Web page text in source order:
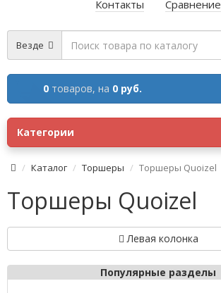
Контакты
Сравнение
Везде
0 товаров, на 0 руб.
Категории
Каталог Торшеры Торшеры Quoizel
Торшеры Quoizel
Левая колонка
Популярные разделы